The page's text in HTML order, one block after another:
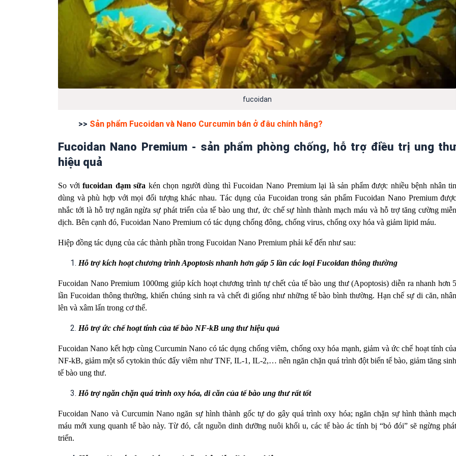
fucoidan
>> Sản phẩm Fucoidan và Nano Curcumin bán ở đâu chính hãng?
Fucoidan Nano Premium - sản phẩm phòng chống, hỗ trợ điều trị ung
hiệu quả
So vớifucoidan đạm sữa kén chọn người dùng thì Fucoidan Nano Premium lại là sản phẩm được nhiều bệnh nhân tin
dùng và phù hợp với mọi đối tượng khác nhau. Tác dụng của Fucoidan trong sản phẩm Fucoidan Nano Premium được
nhắc tới là hỗ trợ ngăn ngừa sự phát triển của tế bào ung thư, ức chế sự hình thành mạch máu và hỗ trợ tăng cường miễn
dịch. Bên cạnh đó, Fucoidan Nano Premium có tác dụng chống đông, chống virus, chống oxy hóa và giảm lipid máu.
Hiệp đồng tác dụng của các thành phần trong Fucoidan Nano Premium phải kể đến như sau:
Hỗ trợ kích hoạt chương trình Apoptosis nhanh hơn gấp 5 lần các loại Fucoidan thông thường
Fucoidan Nano Premium 1000mg giúp kích hoạt chương trình tự chết của tế bào ung thư (Apoptosis) diễn ra nhanh hơn 5
lần Fucoidan thông thường, khiến chúng sinh ra và chết đi giống như những tế bào bình thường. Hạn chế sự di căn, nhân
lên và xâm lấn trong cơ thể.
Hỗ trợ ức chế hoạt tính của tế bào NF-kB ung thư hiệu quả
Fucoidan Nano kết hợp cùng Curcumin Nano có tác dụng chống viêm, chống oxy hóa mạnh, giảm và ức chế hoạt tính của
NF-kB, giảm một số cytokin thúc đẩy viêm như TNF, IL-1, IL-2,… nên ngăn chặn quá trình đột biến tế bào, giảm tăng sinh
tế bào ung thư.
Hỗ trợ ngăn chặn quá trình oxy hóa, di căn của tế bào ung thư rất tốt
Fucoidan Nano và Curcumin Nano ngăn sự hình thành gốc tự do gây quá trình oxy hóa; ngăn chặn sự hình thành mạch
máu mới xung quanh tế bào này. Từ đó, cắt nguồn dinh dưỡng nuôi khối u, các tế bào ác tính bị “bỏ đói” sẽ ngừng phát
triển.